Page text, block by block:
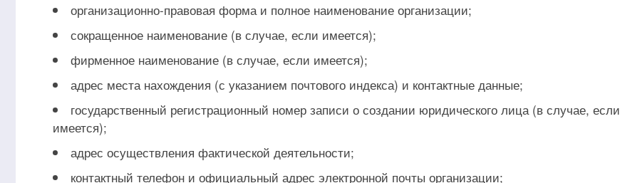
организационно-правовая форма и полное наименование организации;
сокращенное наименование (в случае, если имеется);
фирменное наименование (в случае, если имеется);
адрес места нахождения (с указанием почтового индекса) и контактные данные;
государственный регистрационный номер записи о создании юридического лица (в случае, если
имеется);
адрес осуществления фактической деятельности;
контактный телефон и официальный адрес электронной почты организации;